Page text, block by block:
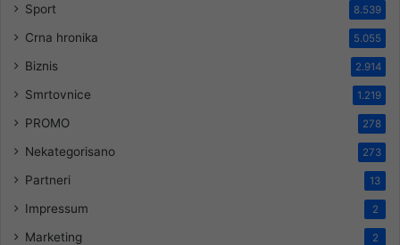
Sport 8.539
Crna hronika 5.055
Biznis 2.914
Smrtovnice 1.219
PROMO 278
Nekategorisano 273
Partneri 13
Impressum 2
Marketing 2